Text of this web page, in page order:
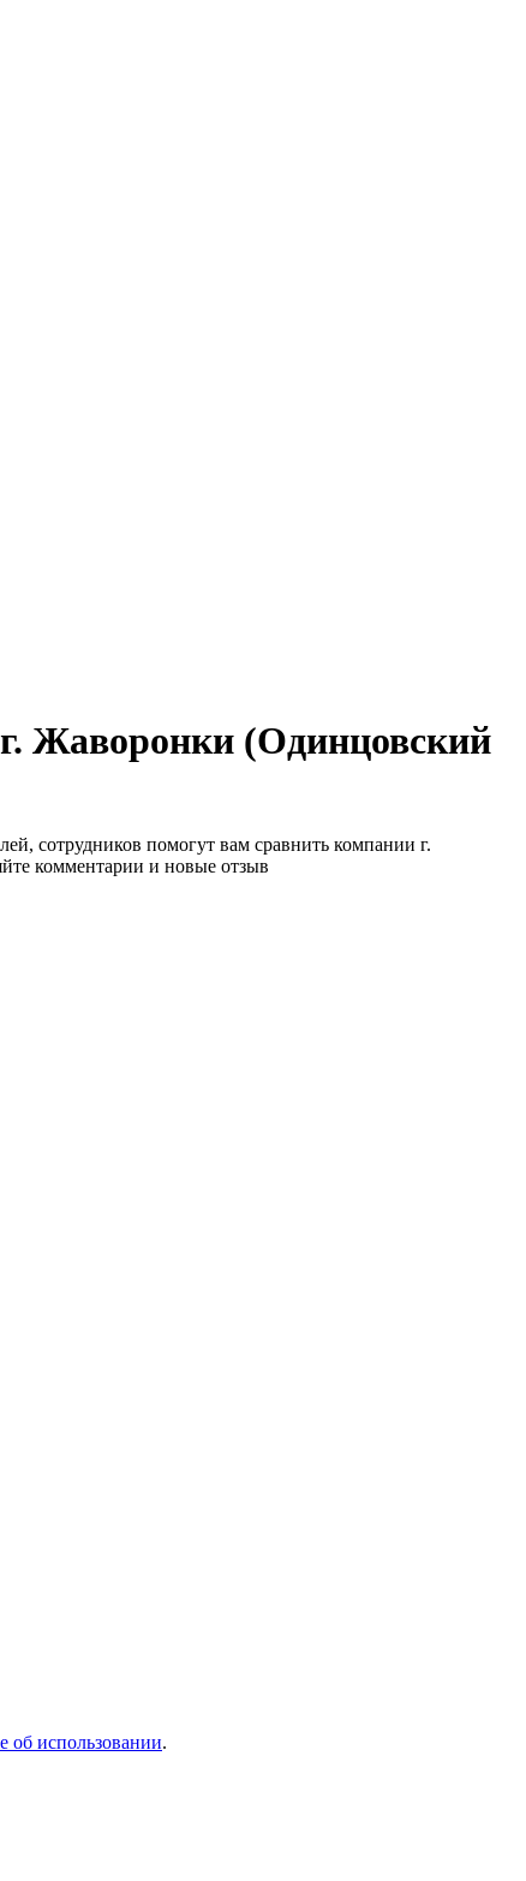
Жаворонки (Одинцовский
сотрудников помогут вам сравнить компании г.
комментарии и новые отзыв
об использовании.